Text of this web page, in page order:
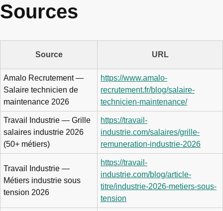
Sources
Source URL
Amalo Recrutement —
Salaire technicien de
maintenance 2026
https://www.amalo-
recrutement.fr/blog/salaire-
technicien-maintenance/
Travail Industrie — Grille
salaires industrie 2026
(50+ métiers)
https://travail-
industrie.com/salaires/grille-
remuneration-industrie-2026
Travail Industrie —
Métiers industrie sous
tension 2026
https://travail-
industrie.com/blog/article-
titre/industrie-2026-metiers-sous-
tension